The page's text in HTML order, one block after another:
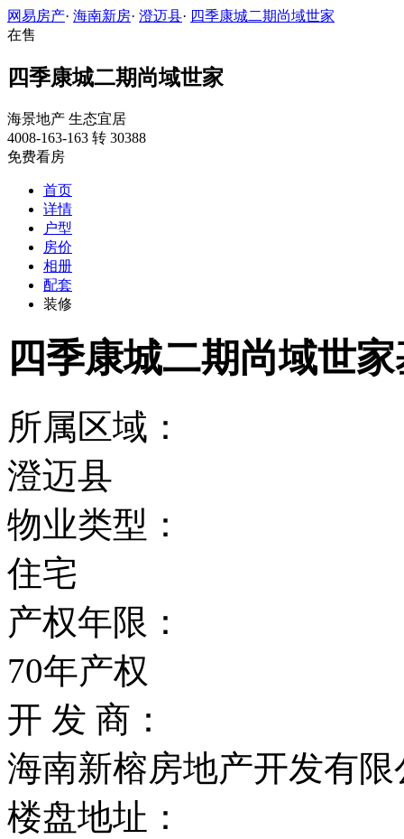
网易房产· 海南新房· 澄迈县· 四季康城二期尚域世家
在售
四季康城二期尚域世家
海景地产 生态宜居
4008-163-163 转 30388
免费看房
首页
详情
户型
房价
相册
配套
装修
四季康城二期尚域世
所属区域：
澄迈县
物业类型：
住宅
产权年限：
70年产权
开 发 商：
海南新榕房地产开发有
楼盘地址：